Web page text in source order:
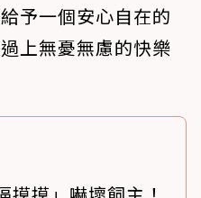
予一個安心自在的
上無憂無慮的快樂